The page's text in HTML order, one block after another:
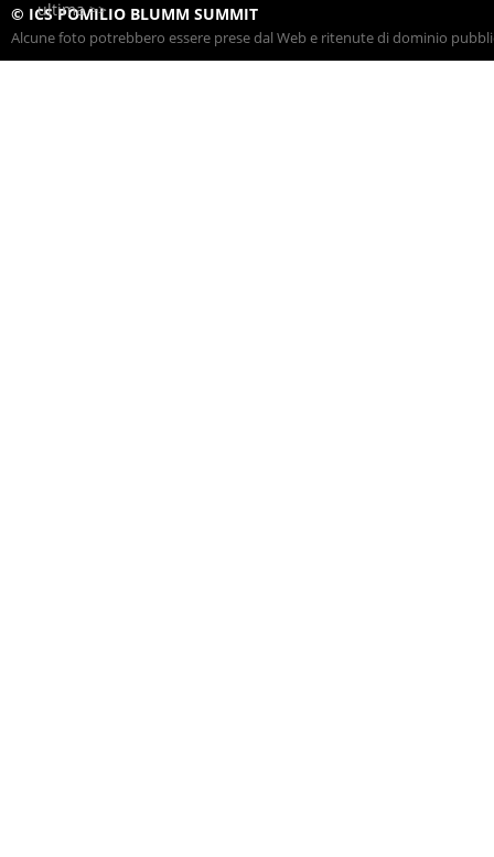
ultima >>
© ICS POMILIO BLUMM SUMMIT
Alcune foto potrebbero essere prese dal Web e ritenute di dominio